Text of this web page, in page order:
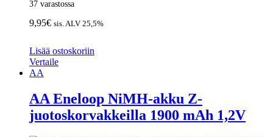
37 varastossa
9,95€ sis. ALV 25,5%
Lisää ostoskoriin
Vertaile
AA
AA Eneloop NiMH-akku Z-
juotoskorvakkeilla 1900 mAh 1,2V